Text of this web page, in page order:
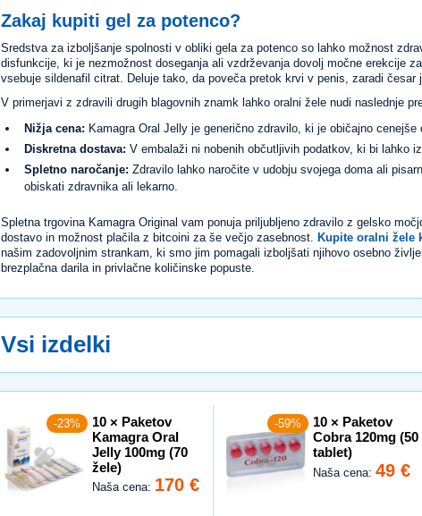
Zakaj kupiti gel za potenco?
Sredstva za izboljšanje spolnosti v obliki gela za potenco so lahko možnost
disfunkcije, ki je nezmožnost doseganja ali vzdrževanja dovolj močne erekcije
vsebuje sildenafil citrat. Deluje tako, da poveča pretok krvi v penis, zaradi česar
V primerjavi z zdravili drugih blagovnih znamk lahko oralni žele nudi naslednje
Nižja cena: Kamagra Oral Jelly je generično zdravilo, ki je običajno
Diskretna dostava: V embalaži ni nobenih občutljivih podatkov, ki bi lahko
Spletno naročanje: Zdravilo lahko naročite v udobju svojega doma ali
obiskati zdravnika ali lekarno.
Spletna trgovina Kamagra Original vam ponuja priljubljeno zdravilo z gelsko
dostavo in možnost plačila z bitcoini za še večjo zasebnost. Kupite oralni žele
našim zadovoljnim strankam, ki smo jim pomagali izboljšati njihovo osebno
brezplačna darila in privlačne količinske popuste.
Vsi izdelki
-23%
10 × Paketov
Kamagra Oral
Jelly 100mg (70
žele)
Naša cena: 170 €
-59%
10 × Paketov
Cobra 120mg (50
tablet)
Naša cena:49 €